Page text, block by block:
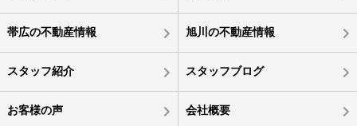
帯広の不動産情報 旭川の不動産情報
スタッフ紹介 スタッフブログ
お客様の声 会社概要